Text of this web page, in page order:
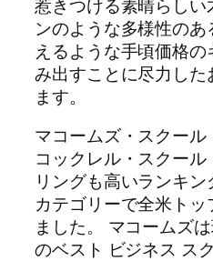
惹きつける素晴らしい
ンのような多様性の
えるような手頃価格
み出すことに尽力した
ます。
マコームズ・スクール
コックレル・スクー
リングも高いランキ
カテゴリーで全米トッ
ました。 マコームズ
のベスト ビジネス ス